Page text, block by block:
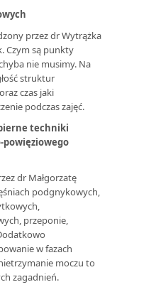
przez dr Wytrążka
Czym są punkty
nie musimy. Na
struktur
czas jaki
podczas zajęć.
techniki
dr Małgorzatę
podgnykowych,
przeponie,
w fazach
moczu to
zagadnień.